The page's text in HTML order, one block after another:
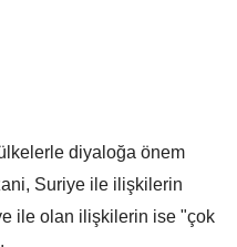
diyaloğa önem
Suriye ile ilişkilerin
ile olan ilişkilerin ise "çok